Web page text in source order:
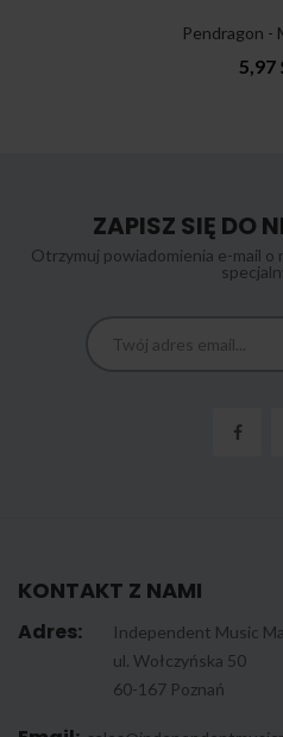
Pendragon -
5,97
ZAPISZ SIĘ DO
Otrzymuj powiadomienia e-mail
KONTAKT Z NAMI
Adres:
Independent Music
ul. Wołczyńska 50
60-167 Poznań